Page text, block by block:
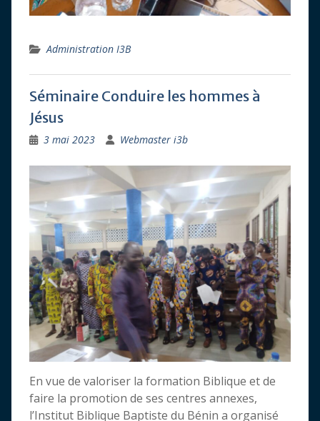
Administration I3B
Séminaire Conduire les hommes à
Jésus
3 mai 2023 Webmaster i3b
En vue de valoriser la formation Biblique et de
faire la promotion de ses centres annexes,
l’Institut Biblique Baptiste du Bénin a organisé